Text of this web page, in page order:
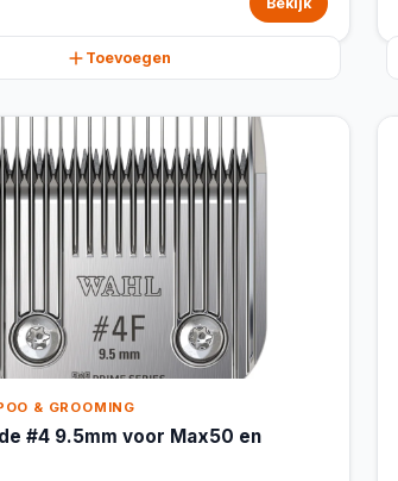
Toevoegen
& GROOMING
#4 9.5mm voor Max50 en